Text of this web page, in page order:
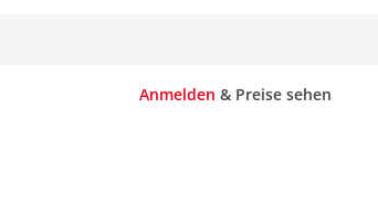
Anmelden & Preise sehen